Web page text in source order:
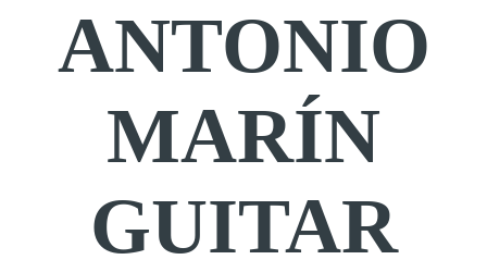
ANTONIO
MARÍN
GUITAR